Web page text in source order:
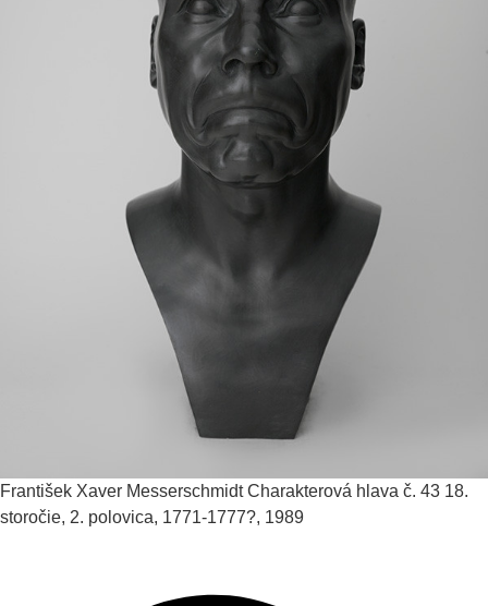
František Xaver Messerschmidt Charakterová hlava č. 43 18.
storočie, 2. polovica, 1771-1777?, 1989